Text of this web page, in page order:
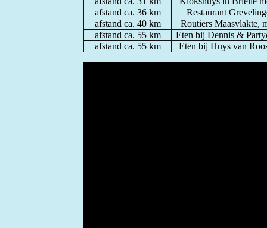
afstand ca. 36 km
Restaurant
afstand ca. 40 km
Routiers Maasvlakte,
afstand ca. 55 km
Eten bij Dennis &
afstand ca. 55 km
Eten bij Huys van